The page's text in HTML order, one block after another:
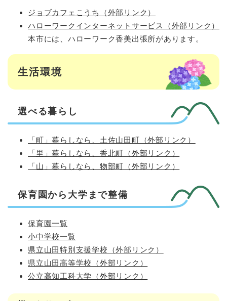
ジョブカフェこうち（外部リンク）
ハローワークインターネットサービス（外部リンク）
本市には、ハローワーク香美出張所があります。
生活環境
選べる暮らし
「町」暮らしなら、土佐山田町（外部リンク）
「里」暮らしなら、香北町（外部リンク）
「山」暮らしなら、物部町（外部リンク）
保育園から大学まで整備
保育園一覧
小中学校一覧
県立山田特別支援学校（外部リンク）
県立山田高等学校（外部リンク）
公立高知工科大学（外部リンク）